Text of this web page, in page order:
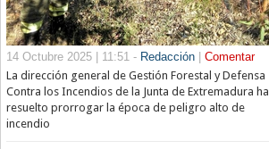
14 Octubre 2025 | 11:51 - Redacción| Comentar
La dirección general de Gestión Forestal y Defensa
Contra los Incendios de la Junta de Extremadura ha
resuelto prorrogar la época de peligro alto de
incendio